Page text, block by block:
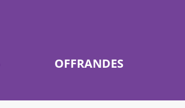
OFFRANDES